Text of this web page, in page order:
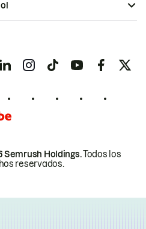
Semrush Holdings.Todos los
reservados.